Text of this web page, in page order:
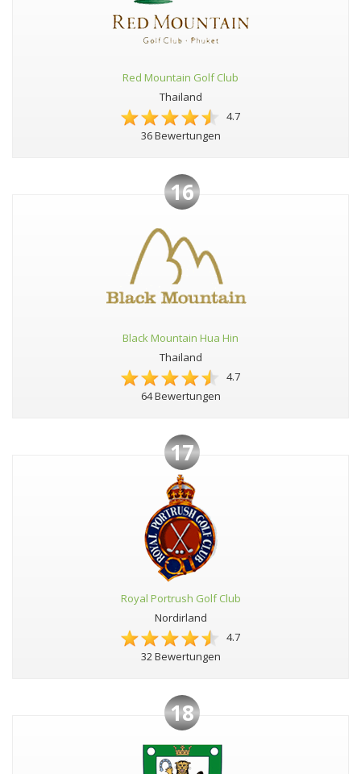
Red Mountain Golf Club
Thailand
4.7
36 Bewertungen
16
Black Mountain Hua Hin
Thailand
4.7
64 Bewertungen
17
Royal Portrush Golf Club
Nordirland
4.7
32 Bewertungen
18